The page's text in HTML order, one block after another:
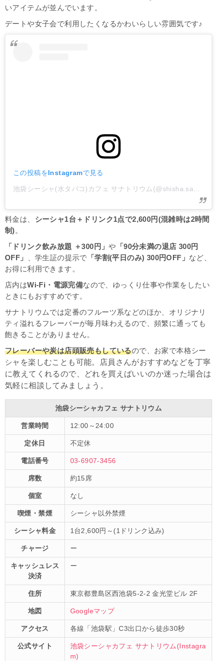
いアイテムが並んでいます。
デートや女子会で利用したくなるかわいらしい雰囲気です♪
この投稿をInstagramで見る
池袋シーシャ(水タバコ)カフェ サナトリウム(@shisha.sanatorium)がシェアした投稿
料金は、 シーシャ1台＋ドリンク1点で2,600円(混雑時は2時間
制)。
「ドリンク飲み放題 ＋300円」や 「90分未満の退店 300円
OFF」
、学生証の提示で 「学割(平日のみ) 300円OFF」 など、
お得に利用できます。
店内はWi-Fi・電源完備なので、ゆっくり仕事や作業をしたい
ときにもおすすめです。
サナトリウムでは定番のフルーツ系などのほか、オリジナリ
ティ溢れるフレーバーが毎月味わえるので、頻繁に通っても
飽きることがありません。
フレーバーや炭は店頭販売もしているので、お家で本格シー
シャを楽しむことも可能。店員さんがおすすめなどを丁寧
に教えてくれるので、どれを買えばいいのか迷った場合は
気軽に相談してみましょう。
池袋シーシャカフェ サナトリウム
営業時間 12:00～24:00
定休日 不定休
電話番号 03-6907-3456
席数 約15席
個室 なし
喫煙・禁煙 シーシャ以外禁煙
シーシャ料金 1台2,600円～(1ドリンク込み)
チャージ ー
キャッシュレス
決済
ー
住所 東京都豊島区西池袋5-2-2 金光堂ビル 2F
地図 Googleマップ
アクセス 各線「池袋駅」C3出口から徒歩30秒
公式サイト
池袋シーシャカフェ サナトリウム(Instagra
m)